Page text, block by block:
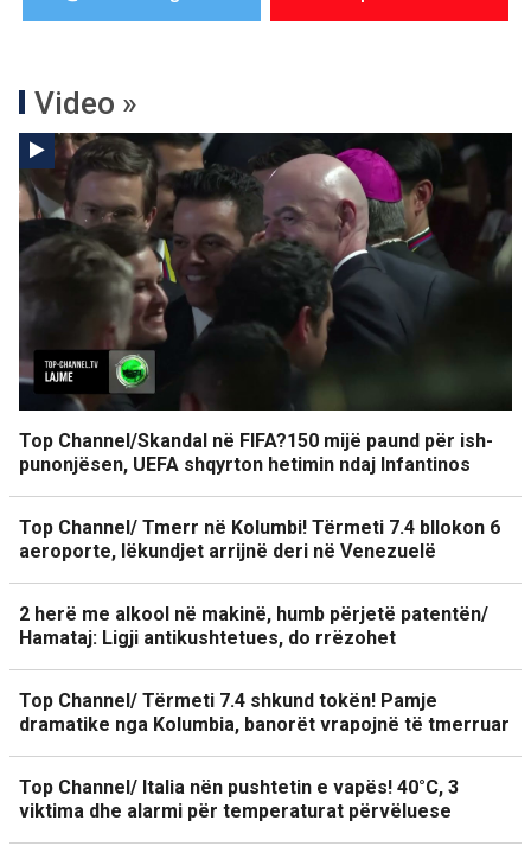
Video »
Top Channel/Skandal në FIFA?150 mijë paund për ish-
punonjësen, UEFA shqyrton hetimin ndaj Infantinos
Top Channel/ Tmerr në Kolumbi! Tërmeti 7.4 bllokon 6
aeroporte, lëkundjet arrijnë deri në Venezuelë
2 herë me alkool në makinë, humb përjetë patentën/
Hamataj: Ligji antikushtetues, do rrëzohet
Top Channel/ Tërmeti 7.4 shkund tokën! Pamje
dramatike nga Kolumbia, banorët vrapojnë të tmerruar
Top Channel/ Italia nën pushtetin e vapës! 40°C, 3
viktima dhe alarmi për temperaturat përvëluese